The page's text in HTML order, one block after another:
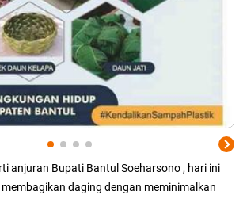
anjuran Bupati Bantul Soeharsono , hari ini
daging dengan meminimalkan